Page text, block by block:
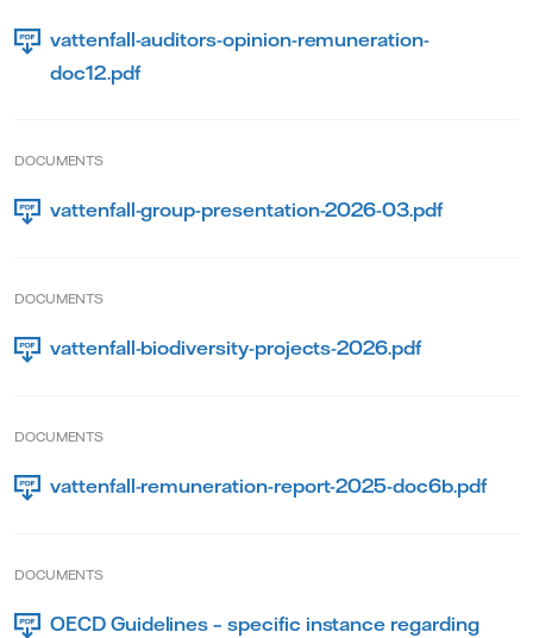
vattenfall-auditors-opinion-remuneration-
doc12.pdf
DOCUMENTS
vattenfall-group-presentation-2026-03.pdf
DOCUMENTS
vattenfall-biodiversity-projects-2026.pdf
DOCUMENTS
vattenfall-remuneration-report-2025-doc6b.pdf
DOCUMENTS
OECD Guidelines – specific instance regarding